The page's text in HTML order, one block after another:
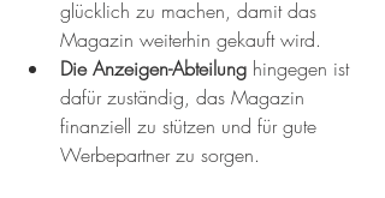
glücklich zu machen, damit das
Magazin weiterhin gekauft wird.
Die Anzeigen-Abteilung hingegen ist
dafür zuständig, das Magazin
finanziell zu stützen und für gute
Werbepartner zu sorgen.